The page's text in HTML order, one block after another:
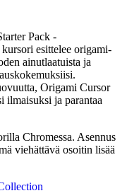
Pack -
esittelee origami-
ainutlaatuista ja
Origami Cursor
ilmaisuksi ja parantaa
Chromessa. Asennus
viehättävä osoitin lisää